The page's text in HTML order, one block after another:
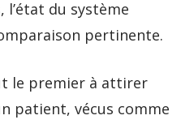
du système
pertinente.
le premier à attirer
patient, vécus comme